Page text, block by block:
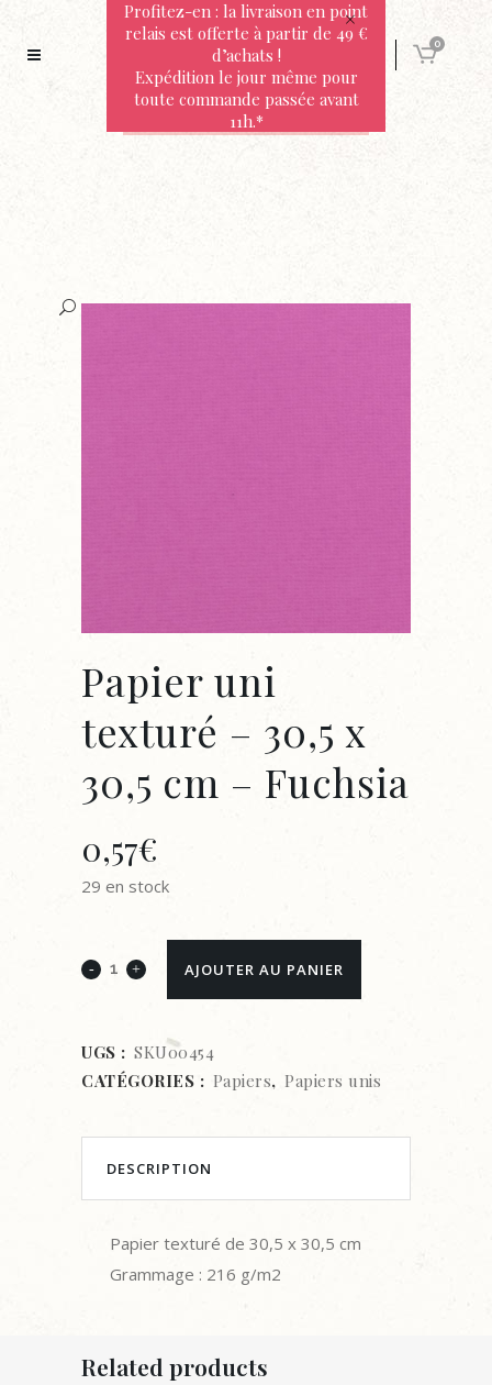
0
Papier uni
texturé – 30,5 x
30,5 cm – Fuchsia
0,57€
29 en stock
Papier
texturé
-
quantity
AJOUTER AU PANIER
UGS : SKU00454
CATÉGORIES : Papiers, Papiers unis
DESCRIPTION
Papier texturé de 30,5 x 30,5 cm
Grammage : 216 g/m2
Related products
Profitez-en : la livraison en point
relais est offerte à partir de 49 €
d’achats !
Expédition le jour même pour
toute commande passée avant
11h.*